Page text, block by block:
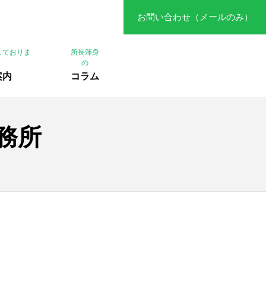
お問い合わせ（メールのみ）
おりま
内
所長渾身
の
コラム
所